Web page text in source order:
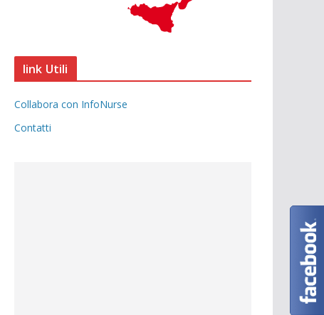
link Utili
Collabora con InfoNurse
Contatti